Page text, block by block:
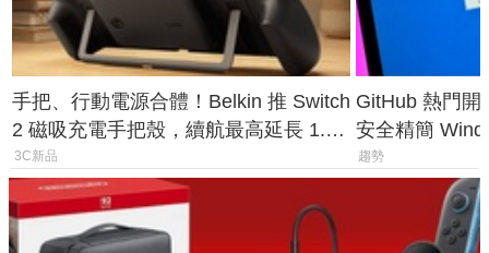
手把、行動電源合體！Belkin 推 Switch
2 磁吸充電手把殼，續航最高延長 1.5
倍
3C新品
GitHub 熱門開
安全精簡
後台追蹤
趨勢